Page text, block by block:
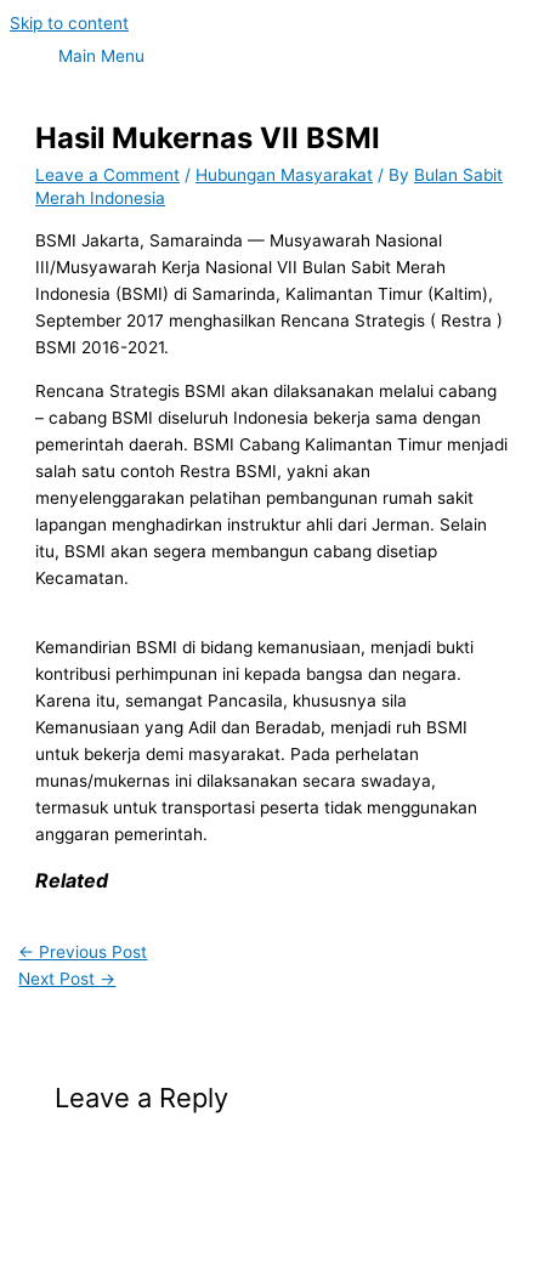
Skip to content
Main Menu
Hasil Mukernas VII BSMI
Leave a Comment / Hubungan Masyarakat / By Bulan Sabit
Merah Indonesia
BSMI Jakarta, Samarainda — Musyawarah Nasional
III/Musyawarah Kerja Nasional VII Bulan Sabit Merah
Indonesia (BSMI) di Samarinda, Kalimantan Timur (Kaltim),
September 2017 menghasilkan Rencana Strategis ( Restra )
BSMI 2016-2021.
Rencana Strategis BSMI akan dilaksanakan melalui cabang
– cabang BSMI diseluruh Indonesia bekerja sama dengan
pemerintah daerah. BSMI Cabang Kalimantan Timur menjadi
salah satu contoh Restra BSMI, yakni akan
menyelenggarakan pelatihan pembangunan rumah sakit
lapangan menghadirkan instruktur ahli dari Jerman. Selain
itu, BSMI akan segera membangun cabang disetiap
Kecamatan.
Kemandirian BSMI di bidang kemanusiaan, menjadi bukti
kontribusi perhimpunan ini kepada bangsa dan negara.
Karena itu, semangat Pancasila, khususnya sila
Kemanusiaan yang Adil dan Beradab, menjadi ruh BSMI
untuk bekerja demi masyarakat. Pada perhelatan
munas/mukernas ini dilaksanakan secara swadaya,
termasuk untuk transportasi peserta tidak menggunakan
anggaran pemerintah.
Related
← Previous Post
Next Post →
Leave a Reply